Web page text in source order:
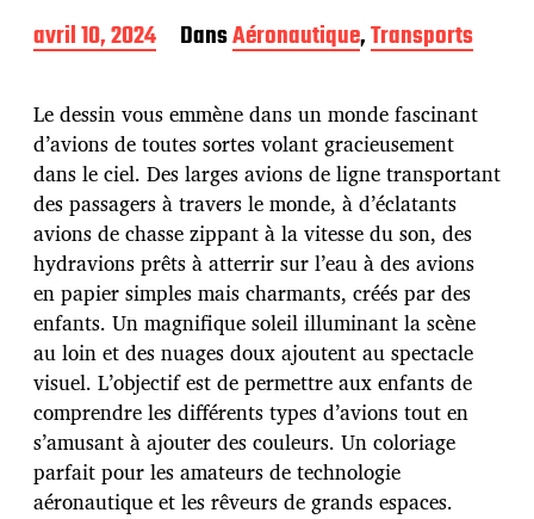
D
a
e
d
e
p
u
b
l
i
c
a
t
i
o
n
avril 10, 2024 DansAéronautique,Transports
Le dessin vous emmène dans un monde fascinant
d’avions de toutes sortes volant gracieusement
dans le ciel. Des larges avions de ligne transportant
des passagers à travers le monde, à d’éclatants
avions de chasse zippant à la vitesse du son, des
hydravions prêts à atterrir sur l’eau à des avions
en papier simples mais charmants, créés par des
enfants. Un magnifique soleil illuminant la scène
au loin et des nuages doux ajoutent au spectacle
visuel. L’objectif est de permettre aux enfants de
comprendre les différents types d’avions tout en
s’amusant à ajouter des couleurs. Un coloriage
parfait pour les amateurs de technologie
aéronautique et les rêveurs de grands espaces.